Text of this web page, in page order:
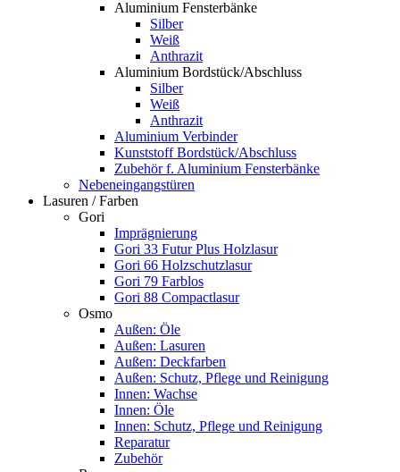
Aluminium Fensterbänke
Silber
Weiß
Anthrazit
Aluminium Bordstück/Abschluss
Silber
Weiß
Anthrazit
Aluminium Verbinder
Kunststoff Bordstück/Abschluss
Zubehör f. Aluminium Fensterbänke
Nebeneingangstüren
Lasuren / Farben
Gori
Imprägnierung
Gori 33 Futur Plus Holzlasur
Gori 66 Holzschutzlasur
Gori 79 Farblos
Gori 88 Compactlasur
Osmo
Außen: Öle
Außen: Lasuren
Außen: Deckfarben
Außen: Schutz, Pflege und Reinigung
Innen: Wachse
Innen: Öle
Innen: Schutz, Pflege und Reinigung
Reparatur
Zubehör